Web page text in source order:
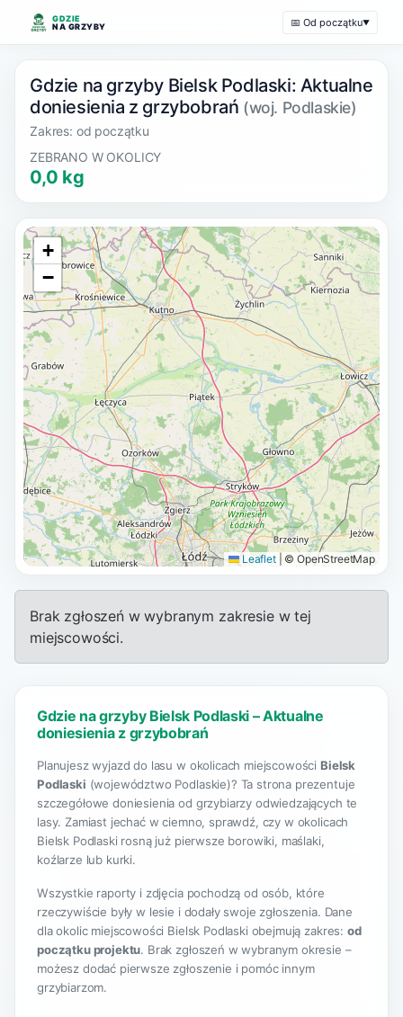
GDZIE
NA GRZYBY
📅 Od początku▼
Gdzie na grzyby Bielsk Podlaski: Aktualne
doniesienia z grzybobrań (woj. Podlaskie)
Zakres: od początku
ZEBRANO W OKOLICY
0,0 kg
+
−
Leaflet © OpenStreetMap
Brak zgłoszeń w wybranym zakresie w tej
miejscowości.
Gdzie na grzyby Bielsk Podlaski – Aktualne
doniesienia z grzybobrań
Planujesz wyjazd do lasu w okolicach miejscowości Bielsk
Podlaski (województwo Podlaskie)? Ta strona prezentuje
szczegółowe doniesienia od grzybiarzy odwiedzających te
lasy. Zamiast jechać w ciemno, sprawdź, czy w okolicach
Bielsk Podlaski rosną już pierwsze borowiki, maślaki,
koźlarze lub kurki.
Wszystkie raporty i zdjęcia pochodzą od osób, które
rzeczywiście były w lesie i dodały swoje zgłoszenia. Dane
dla okolic miejscowości Bielsk Podlaski obejmują zakres: od
początku projektu. Brak zgłoszeń w wybranym okresie –
możesz dodać pierwsze zgłoszenie i pomóc innym
grzybiarzom.